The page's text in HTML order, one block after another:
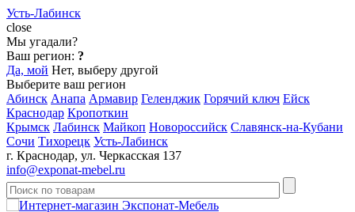
Усть-Лабинск
close
Мы угадали?
Ваш регион: ?
Да, мой Нет, выберу другой
Выберите ваш регион
Абинск Анапа Армавир Геленджик Горячий ключ Ейск
Краснодар Кропоткин
Крымск Лабинск Майкоп Новороссийск Славянск-на-Кубани
Сочи Тихорецк Усть-Лабинск
г. Краснодар, ул. Черкасская 137
info@exponat-mebel.ru